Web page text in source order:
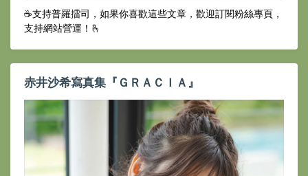
☕️支持普羅擂司，如果你喜歡這些文章，歡迎訂閱粉絲專頁，
支持網站營運！🫰
赤井沙希寫真集『ＧＲＡＣＩＡ』